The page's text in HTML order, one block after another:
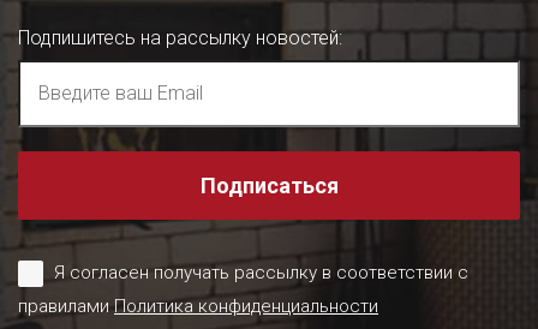
Подпишитесь на рассылку новостей:
Подписаться
Я согласен получать рассылку в соответствии с
правиламиПолитика конфиденциальности